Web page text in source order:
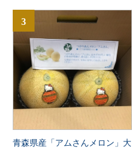
3
青森県産「アムさんメロン」大